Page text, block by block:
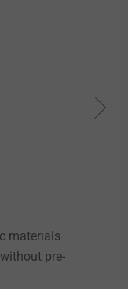
materials
pre-